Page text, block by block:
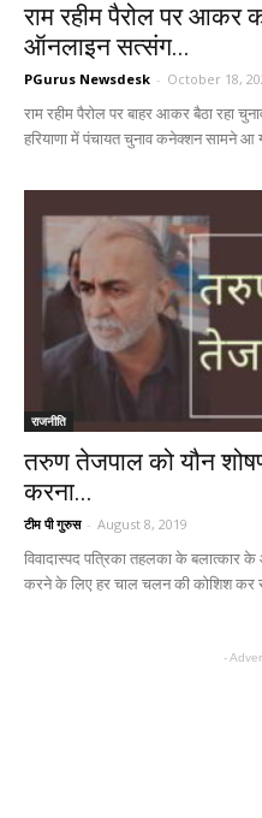
राम रहीम पैरोल पर आकर
ऑनलाइन सत्संग...
PGurus Newsdesk - October 18,
राम रहीम पैरोल पर बाहर आकर बैठा रहा
हरियाणा में पंचायत चुनाव कनेक्शन सामने आ
राजनीति
तरुण तेजपाल को यौन
करना...
टीम पी गुरुस - August 8, 2019
विवादास्पद पत्रिका तहलका के बलात्कार
करने के लिए हर चाल चलन की कोशिश कर
-